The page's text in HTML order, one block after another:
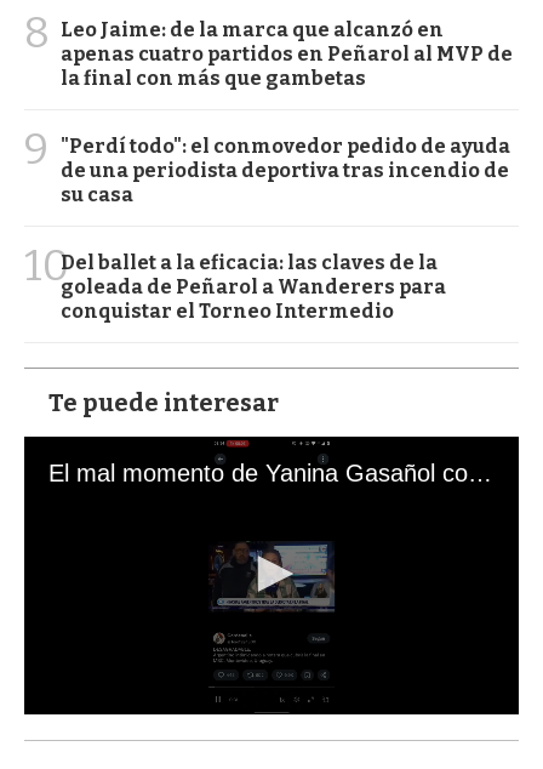
8
Leo Jaime: de la marca que alcanzó en
apenas cuatro partidos en Peñarol al MVP de
la final con más que gambetas
9
"Perdí todo": el conmovedor pedido de ayuda
de una periodista deportiva tras incendio de
su casa
10Del ballet a la eficacia: las claves de la
goleada de Peñarol a Wanderers para
conquistar el Torneo Intermedio
Te puede interesar
El mal momento de Yanina Gasañol con un hincha argentino en "Subrayado"
s